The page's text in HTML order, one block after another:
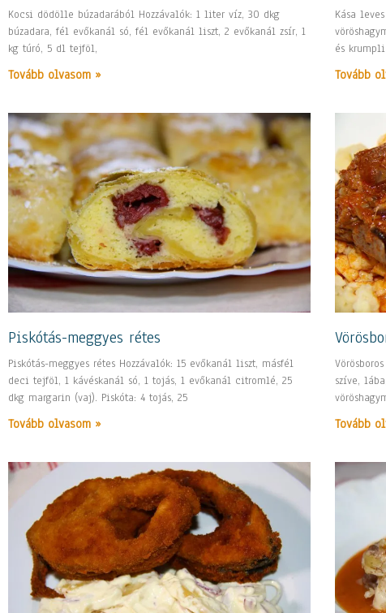
Kocsi dödölle búzadarából Hozzávalók: 1 liter víz, 30 dkg
búzadara, fél evőkanál só, fél evőkanál liszt, 2 evőkanál zsír, 1
kg túró, 5 dl tejföl,
Tovább olvasom »
Kása
és
Tovább
Piskótás-meggyes rétes
Piskótás-meggyes rétes Hozzávalók: 15 evőkanál liszt, másfél
deci tejföl, 1 kávéskanál só, 1 tojás, 1 evőkanál citromlé, 25
dkg margarin (vaj). Piskóta: 4 tojás, 25
Tovább olvasom »
szíve,
Tovább